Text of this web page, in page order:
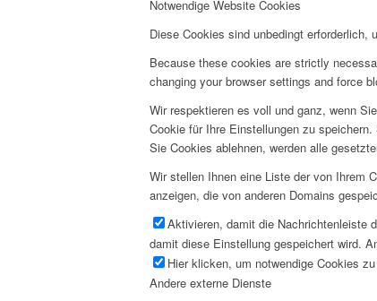
Notwendige Website Cookies
Diese Cookies sind unbedingt erforderlich,
Because these cookies are strictly
changing your browser settings and force
Wir respektieren es voll und ganz, wenn
Cookie für Ihre Einstellungen zu
Sie Cookies ablehnen, werden alle
Wir stellen Ihnen eine Liste der von Ihrem
anzeigen, die von anderen Domains
Aktivieren, damit die Nachrichtenleiste
damit diese Einstellung gespeichert wird.
Hier klicken, um notwendige Cookies
Andere externe Dienste